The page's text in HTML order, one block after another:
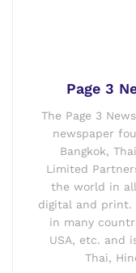
Page 3
The Page 3
newspaper
Bangkok,
Limited
the world in
digital and print.
in many
USA, etc. and
Thai,